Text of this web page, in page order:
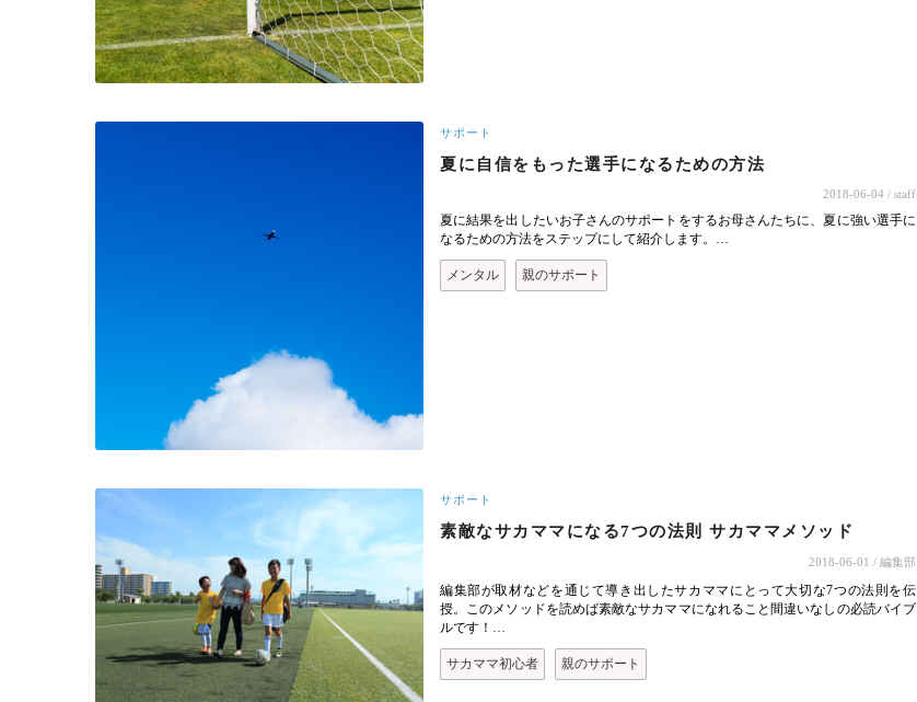
サポート
夏に自信をもった選手になるための方法
2018-06-04 / staff
夏に結果を出したいお子さんのサポートをするお母さんたちに、夏に強い選手に
なるための方法をステップにして紹介します。…
メンタル 親のサポート
サポート
素敵なサカママになる7つの法則 サカママメソッド
2018-06-01 / 編集部
編集部が取材などを通じて導き出したサカママにとって大切な7つの法則を伝
授。このメソッドを読めば素敵なサカママになれること間違いなしの必読バイブ
ルです！…
サカママ初心者 親のサポート